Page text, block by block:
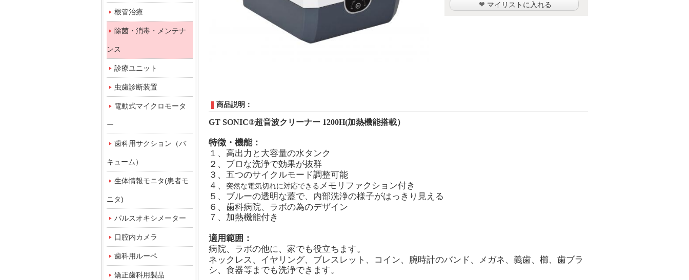
マイリストに入れる
商品説明：
GT SONIC®超音波クリーナー 1200H(加熱機能搭載）
特徴・機能：
１、 高出力と大容量の水タンク
２、 プロな洗浄で効果が抜群
３、 五つのサイクルモード調整可能
４、
突然な電気切れに対応できる メモリファクション付き
５、 ブルーの透明な蓋で、内部洗浄の様子がはっきり見える
６、 歯科病院、ラボの為のデザイン
７、加熱機能付き
適用範囲：
病院、ラボの他に、家でも役立ちます。
ネックレス、イヤリング、ブレスレット、コイン、腕時計のバンド、メガネ、義歯、櫛、歯ブラ
シ、食器等までも洗浄できます。
根管治療
除菌・消毒・メンテナ
ンス
診療ユニット
虫歯診断装置
電動式マイクロモータ
ー
歯科用サクション（バ
キューム）
生体情報モニタ(患者モ
ニタ)
パルスオキシメーター
口腔内カメラ
歯科用ルーペ
矯正歯科用製品